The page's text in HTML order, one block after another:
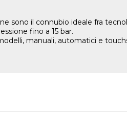
sono il connubio ideale fra
fino a 15 bar.
manuali, automatici e